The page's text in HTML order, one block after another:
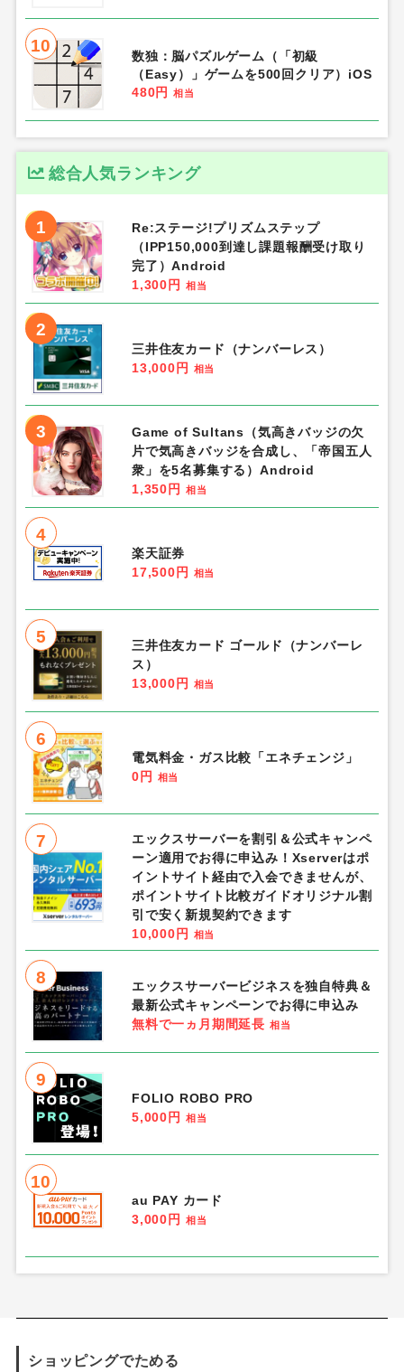
10
数独：脳パズルゲーム（「初級
（Easy）」ゲームを500回クリア）iOS
480円
相当
総合人気ランキング
1
Re:ステージ!プリズムステップ
（IPP150,000到達し課題報酬受け取り
完了）Android
1,300円
相当
2
三井住友カード（ナンバーレス）
13,000円
相当
3
Game of Sultans（気高きバッジの欠
片で気高きバッジを合成し、「帝国五人
衆」を5名募集する）Android
1,350円
相当
4
楽天証券
17,500円
相当
5
三井住友カード ゴールド（ナンバーレ
ス）
13,000円
相当
6
電気料金・ガス比較「エネチェンジ」
0円
相当
7
エックスサーバーを割引＆公式キャンペ
ーン適用でお得に申込み！Xserverはポ
イントサイト経由で入会できませんが、
ポイントサイト比較ガイドオリジナル割
引で安く新規契約できます
10,000円
相当
8
エックスサーバービジネスを独自特典＆
最新公式キャンペーンでお得に申込み
無料で一ヵ月期間延長 相当
9
FOLIO ROBO PRO
5,000円
相当
10
au PAY カード
3,000円
相当
ショッピングでためる